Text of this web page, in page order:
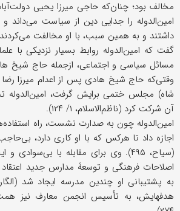
مخالف بود؛ چنان‌که حاجی میرزا یحیى
امین‌الدوله را جدایی دین از سیاست می‌داند
گفت که امین‌الدوله روابط بسیار نزدیکی با
مسائل سیاسی و اجتماعی، ازجمله حاج شیخ
وقتی‌که حاج شیخ هادی پس از اعدام میرزا رضا
شاه) مجلس ختمی برایش گرفت، امین‌الدوله
آن شرکت کرد (ناظم‌الاسلام، ۱/ ۱۲۴).
امین‌الدوله چون به صدارت نشست، راه
اجازه داد تا هرکس که با او کاری دارد،
(سیاح، ۴۹۵). وی برای مقابله با
اصلاحات فرهنگی و توسعۀ مدارس جدید